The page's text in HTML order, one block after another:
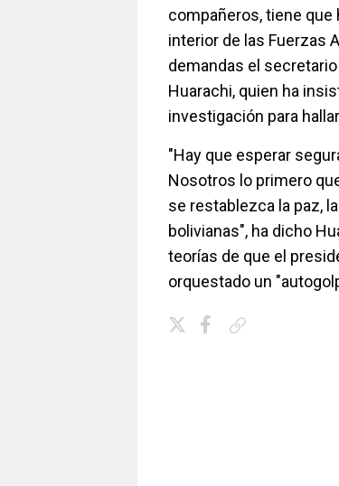
compañeros, tiene que
interior de las Fuerzas
demandas el
Huarachi, quien ha
investigación para
"Hay que esperar
Nosotros lo primero
se restablezca la paz,
bolivianas", ha dicho
teorías de que el
orquestado un